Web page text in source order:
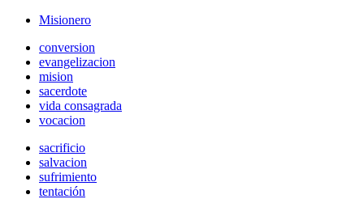
Misionero
conversion
evangelizacion
mision
sacerdote
vida consagrada
vocacion
sacrificio
salvacion
sufrimiento
tentación